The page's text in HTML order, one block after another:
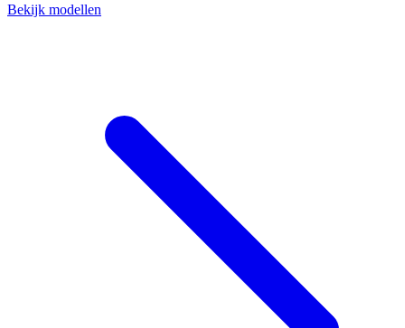
Bekijk modellen